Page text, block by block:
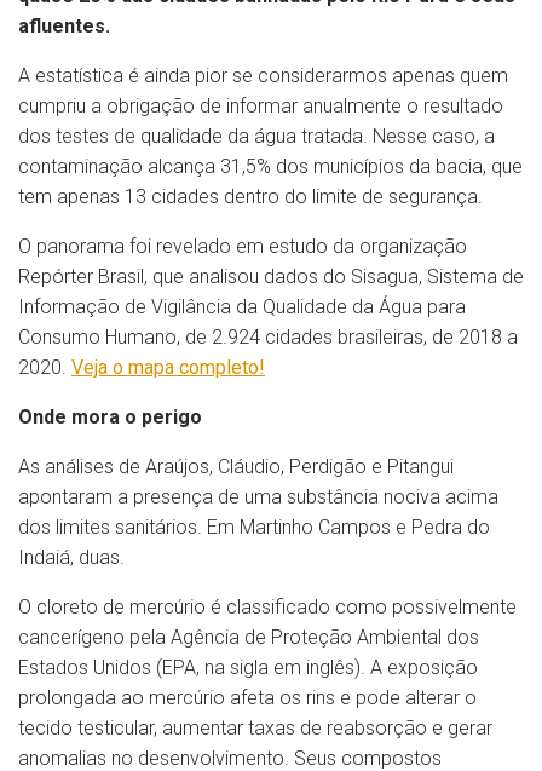
afluentes.
A estatística é ainda pior se considerarmos apenas quem
cumpriu a obrigação de informar anualmente o resultado
dos testes de qualidade da água tratada. Nesse caso, a
contaminação alcança 31,5% dos municípios da bacia, que
tem apenas 13 cidades dentro do limite de segurança.
O panorama foi revelado em estudo da organização
Repórter Brasil, que analisou dados do Sisagua, Sistema de
Informação de Vigilância da Qualidade da Água para
Consumo Humano, de 2.924 cidades brasileiras, de 2018 a
2020. Veja o mapa completo!
Onde mora o perigo
As análises de Araújos, Cláudio, Perdigão e Pitangui
apontaram a presença de uma substância nociva acima
dos limites sanitários. Em Martinho Campos e Pedra do
Indaiá, duas.
O cloreto de mercúrio é classificado como possivelmente
cancerígeno pela Agência de Proteção Ambiental dos
Estados Unidos (EPA, na sigla em inglês). A exposição
prolongada ao mercúrio afeta os rins e pode alterar o
tecido testicular, aumentar taxas de reabsorção e gerar
anomalias no desenvolvimento. Seus compostos